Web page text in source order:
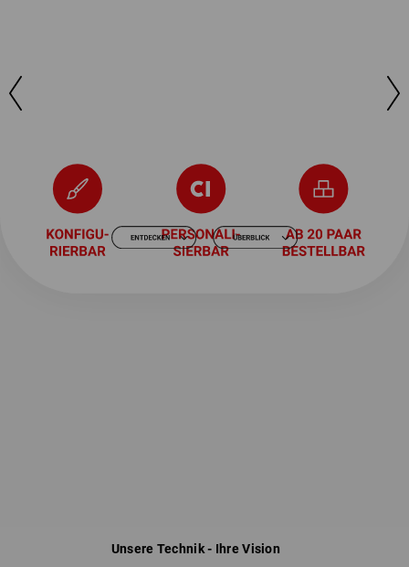
Unsere Technik - Ihre Vision